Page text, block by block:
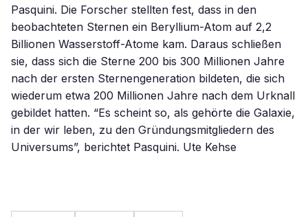
Pasquini. Die Forscher stellten fest, dass in den
beobachteten Sternen ein Beryllium-Atom auf 2,2
Billionen Wasserstoff-Atome kam. Daraus schließen
sie, dass sich die Sterne 200 bis 300 Millionen Jahre
nach der ersten Sternengeneration bildeten, die sich
wiederum etwa 200 Millionen Jahre nach dem Urknall
gebildet hatten. “Es scheint so, als gehörte die Galaxie,
in der wir leben, zu den Gründungsmitgliedern des
Universums”, berichtet Pasquini. Ute Kehse